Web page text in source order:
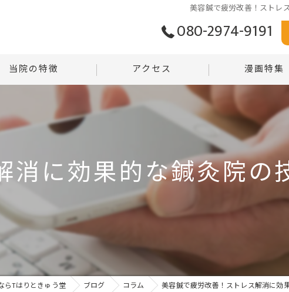
美容鍼で疲労改善！ストレ
080-2974-9191
当院の特徴
り
アクセス
Tはりときゅう堂
Tはりときゅう堂 沼田店
漫画特集
に効果的な鍼灸院の
らTはりときゅう堂 ブログ コラム 美容鍼で疲労改善！ストレス解消に効